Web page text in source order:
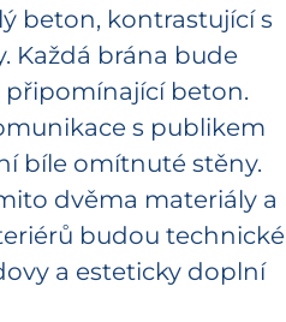
beton, kontrastující s
Každá brána bude
beton.
s publikem
bíle omítnuté stěny.
dvěma materiály a
budou technické
a esteticky doplní